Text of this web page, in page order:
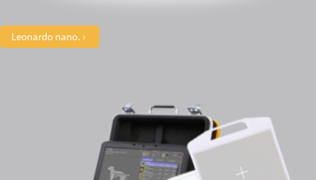
Leonardo nano.